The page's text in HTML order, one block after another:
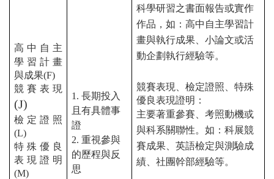
高 中自主
學習計畫
與成果(F)
競賽表現
(J)
檢定證照
(L)
特殊優良
表現證明
(M)
1.長期投入
且有具體事
證
2.重視參與
的歷程與反
思
科學研習之書面報告或實作
作品，如：高中自主學習計
畫與執行成果、小論文或活
動企劃執行經驗等。
競賽表現、檢定證照、特殊
優良表現證明：
主要著重參賽、考照動機或
與科系關聯性。如：科展競
賽成果、英語檢定與測驗成
績、社團幹部經驗等。